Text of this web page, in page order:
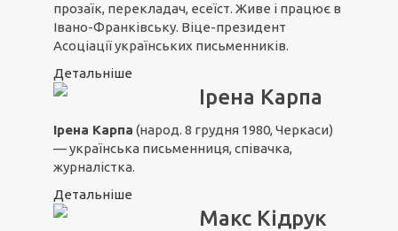
прозаїк, перекладач, есеїст. Живе і працює в
Івано-Франківську. Віце-президент
Асоціації українських письменників.
Детальніше
Ірена Карпа
Ірена Карпа (народ. 8 грудня 1980, Черкаси)
— українська письменниця, співачка,
журналістка.
Детальніше
Макс Кідрук